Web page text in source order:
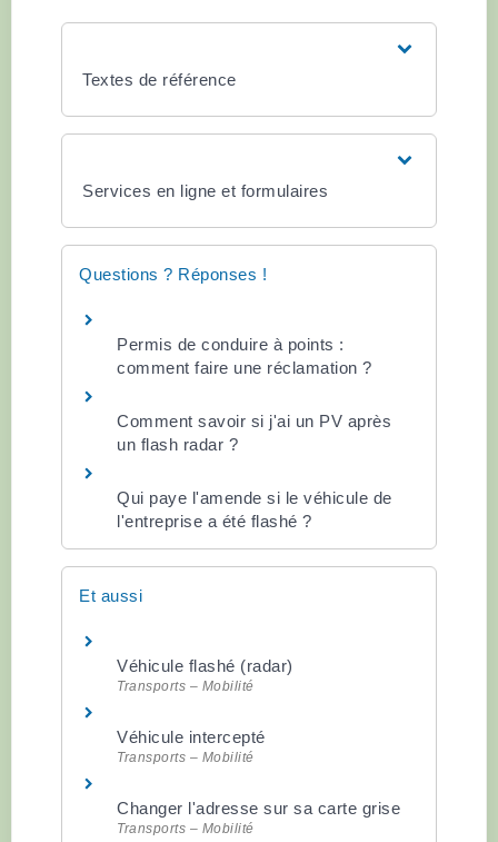
Textes de référence
Services en ligne et formulaires
Questions ? Réponses !
Permis de conduire à points :
comment faire une réclamation ?
Comment savoir si j'ai un PV après
un flash radar ?
Qui paye l'amende si le véhicule de
l'entreprise a été flashé ?
Et aussi
Véhicule flashé (radar)
Transports – Mobilité
Véhicule intercepté
Transports – Mobilité
Changer l'adresse sur sa carte grise
Transports – Mobilité